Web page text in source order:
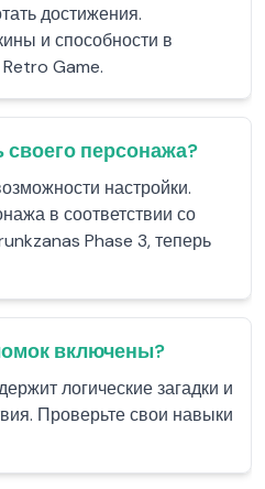
достижения.
и способности в
Game.
своего персонажа?
настройки.
в соответствии со
Phase 3, теперь
включены?
логические загадки и
Проверьте свои навыки